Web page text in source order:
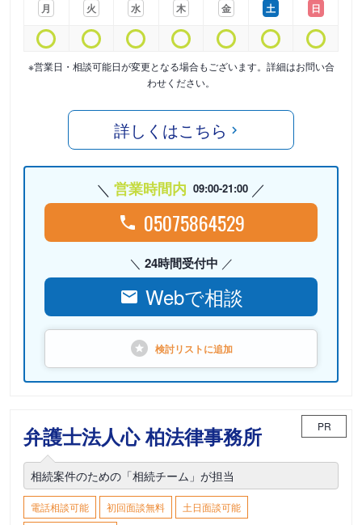
月
火
水
木
金
土
日
※営業日・相談可能日が変更となる場合もございます。詳細はお問い合
わせください。
詳しくはこちら
営業時間内 09:00-21:00
05075864529
24時間受付中
Webで相談
検討リストに追加
弁護士法人心 柏法律事務所 PR
相続案件のための「相続チーム」が担当
電話相談可能 初回面談無料
土日面談可能